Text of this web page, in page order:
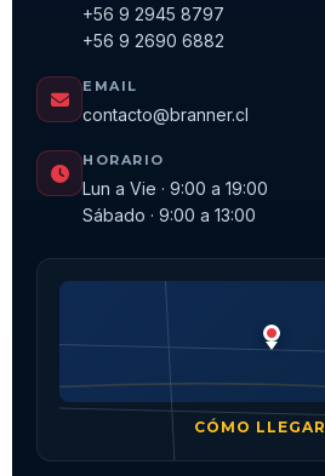
+56 9 2945 8797
+56 9 2690 6882
EMAIL
contacto@branner.cl
HORARIO
Lun a Vie · 9:00 a 19:00
Sábado · 9:00 a 13:00
CÓMO LLEGAR